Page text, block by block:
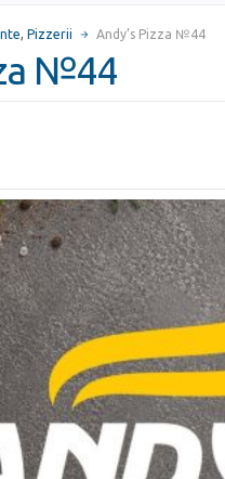
, Pizzerii Andy’s Pizza №44
№44